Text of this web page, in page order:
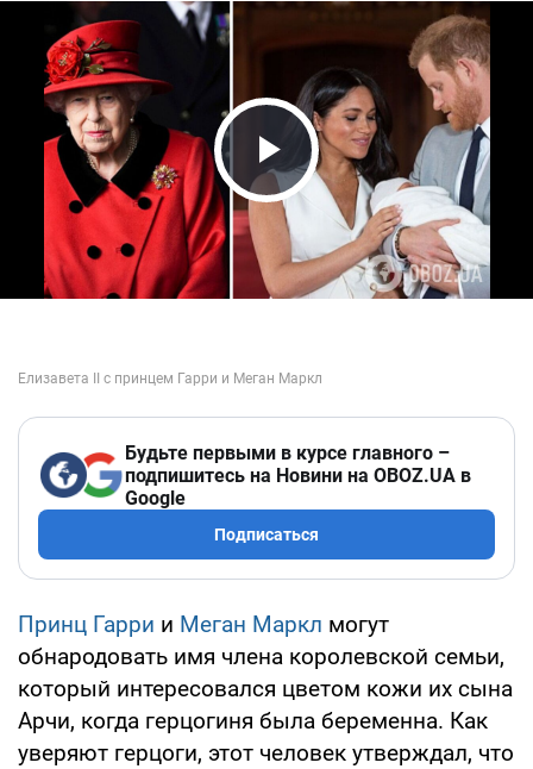
Play Video
Будьте первыми в курсе главного –
подпишитесь на Новини на OBOZ.UA в
Google
Подписаться
Принц Гарри и Меган Маркл могут
обнародовать имя члена королевской семьи,
который интересовался цветом кожи их сына
Арчи, когда герцогиня была беременна. Как
уверяют герцоги, этот человек утверждал, что